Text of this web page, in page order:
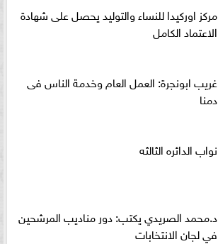
مركز اوركيدا للنساء والتوليد يحصل على شهادة
الاعتماد الكامل
غريب ابونجرة: العمل العام وخدمة الناس فى
دمنا
نواب الدائره الثالثه
د.محمد الصريدي يكتب: دور مناديب المرشحين
في لجان الانتخابات